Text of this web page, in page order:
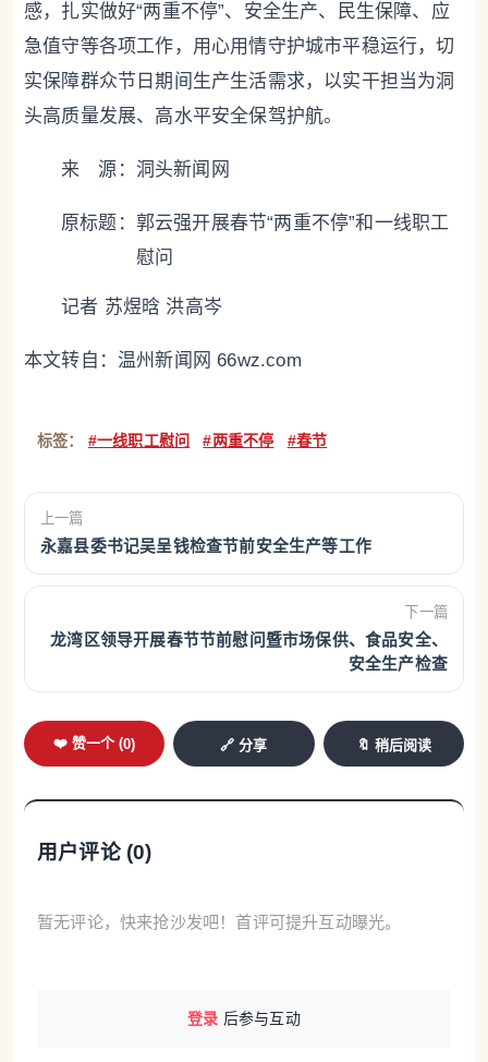
感，扎实做好“两重不停”、安全生产、民生保障、应
急值守等各项工作，用心用情守护城市平稳运行，切
实保障群众节日期间生产生活需求，以实干担当为洞
头高质量发展、高水平安全保驾护航。
来 源：洞头新闻网
原标题： 郭云强开展春节“两重不停”和一线职工
慰问
记者 苏煜晗 洪高岑
本文转自： 温州新闻网 66wz.com
标签： #一线职工慰问 #两重不停 #春节
上一篇
永嘉县委书记吴呈钱检查节前安全生产等工作
下一篇
龙湾区领导开展春节节前慰问暨市场保供、食品安全、
安全生产检查
❤️ 赞一个 (0) 🔗 分享 🔖 稍后阅读
用户评论 (0)
暂无评论，快来抢沙发吧！首评可提升互动曝光。
登录 后参与互动